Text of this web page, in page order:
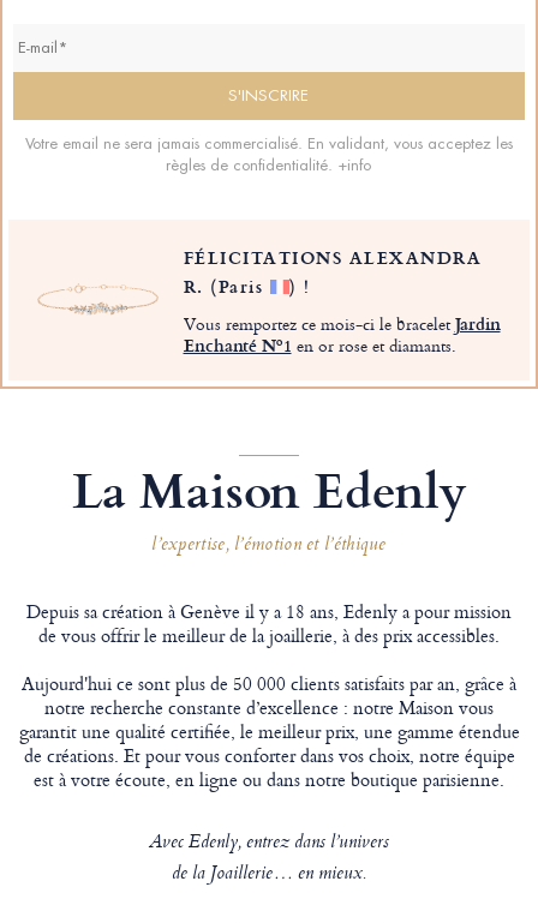
Votre email ne sera jamais commercialisé. En validant, vous acceptez les
règles de confidentialité. +info
FÉLICITATIONS ALEXANDRA
R. (Paris ) !
Vous remportez ce mois-ci le braceletJardin
Enchanté Nº1 en or rose et diamants.
La Maison Edenly
l’expertise, l’émotion et l’éthique
Depuis sa création à Genève il y a 18 ans, Edenly a pour mission
de vous offrir le meilleur de la joaillerie, à des prix accessibles.
Aujourd'hui ce sont plus de 50 000 clients satisfaits par an, grâce à
notre recherche constante d’excellence : notre Maison vous
garantit une qualité certifiée, le meilleur prix, une gamme étendue
de créations. Et pour vous conforter dans vos choix, notre équipe
est à votre écoute, en ligne ou dans notre boutique parisienne.
Avec Edenly, entrez dans l’univers
de la Joaillerie… en mieux.